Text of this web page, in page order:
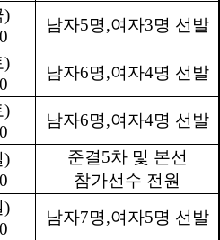
)
남자5명,여자3명 선발
)
남자6명,여자4명 선발
)
남자6명,여자4명 선발
)
준결5차 및 본선
참가선수 전원
)
남자7명,여자5명 선발